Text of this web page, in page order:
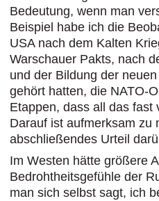
Bedeutung, wenn man
Beispiel habe ich die
USA nach dem Kalten
Warschauer Pakts, nach
und der Bildung der
gehört hatten, die NATO-
Etappen, dass all das
Darauf ist aufmerksam zu
abschließendes Urteil
Im Westen hätte größere
Bedrohtheitsgefühle der
man sich selbst sagt, ich